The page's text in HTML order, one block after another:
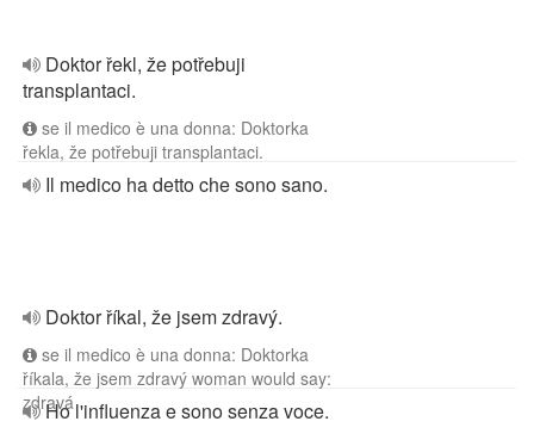
Doktor řekl, že potřebuji
transplantaci.
se il medico è una donna: Doktorka
řekla, že potřebuji transplantaci.
Il medico ha detto che sono sano.
Doktor říkal, že jsem zdravý.
se il medico è una donna: Doktorka
říkala, že jsem zdravý woman would say:
zdraváHo l'influenza e sono senza voce.